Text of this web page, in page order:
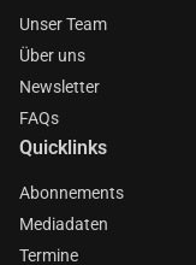
Unser Team
Über uns
Newsletter
FAQs
Quicklinks
Abonnements
Mediadaten
Termine